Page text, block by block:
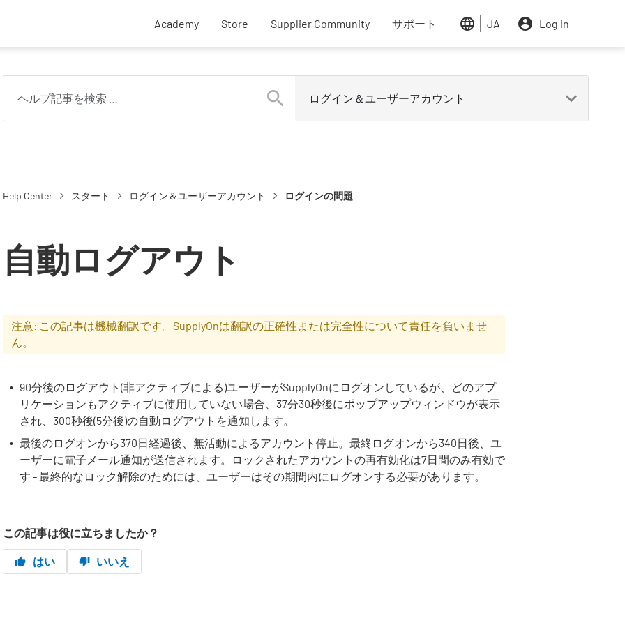
External SupplyOn links
Academy Store Supplier Community サポート JA Log in
Help Center スタート ログイン＆ユーザーアカウント ログインの問題
自動ログアウト
注意: この記事は機械翻訳です。SupplyOnは翻訳の正確性または完全性について責任を負いませ
ん。
90分後のログアウト(非アクティブによる)ユーザーがSupplyOnにログオンしているが、どのアプ
リケーションもアクティブに使用していない場合、37分30秒後にポップアップウィンドウが表示
され、300秒後(5分後)の自動ログアウトを通知します。
最後のログオンから370日経過後、無活動によるアカウント停止。最終ログオンから340日後、ユ
ーザーに電子メール通知が送信されます。ロックされたアカウントの再有効化は7日間のみ有効で
す - 最終的なロック解除のためには、ユーザーはその期間内にログオンする必要があります。
この記事は役に立ちましたか？
はい いいえ